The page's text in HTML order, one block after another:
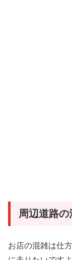
周辺道路の
お店の混雑は仕